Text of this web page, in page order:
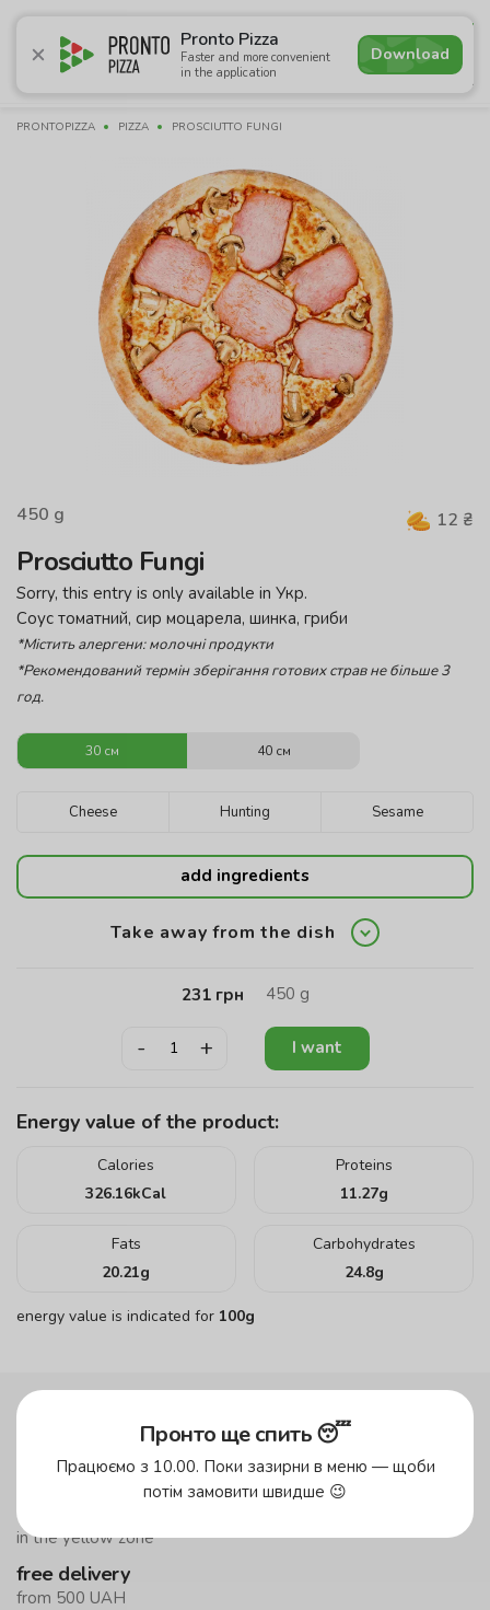
Pronto Pizza
Faster and more convenient
in the application
Download
5.0
Promotions Pizza Sushi Burgers Сombo
PRONTOPIZZA PIZZA PROSCIUTTO FUNGI
450 g 12 ₴
Prosciutto Fungi
Sorry, this entry is only available in Укр.
Соус томатний, сир моцарела, шинка, гриби
*Містить алергени: молочні продукти
*Рекомендований термін зберігання готових страв не більше 3
год.
30 см 40 см
Cheese Hunting Sesame
add ingredients
Take away from the dish
231грн 450 g
- + I want
Energy value of the product:
Calories
326.16kCal
Proteins
11.27g
Fats
20.21g
Carbohydrates
24.8g
energy value is indicated for 100g
up to 45 minutes
in the green zone!
up to 59 minutes
in the yellow zone
free delivery
from 500 UAH
Пронто ще спить 😴
Працюємо з 10.00. Поки зазирни в меню — щоби
потім замовити швидше 😉